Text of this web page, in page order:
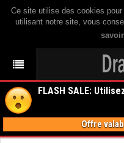
Ce site utilise des cookies
utilisant notre site, vous
FLASH SALE:
Offre